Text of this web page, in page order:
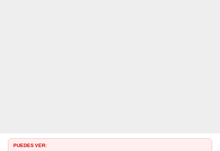
PUEDES VER: